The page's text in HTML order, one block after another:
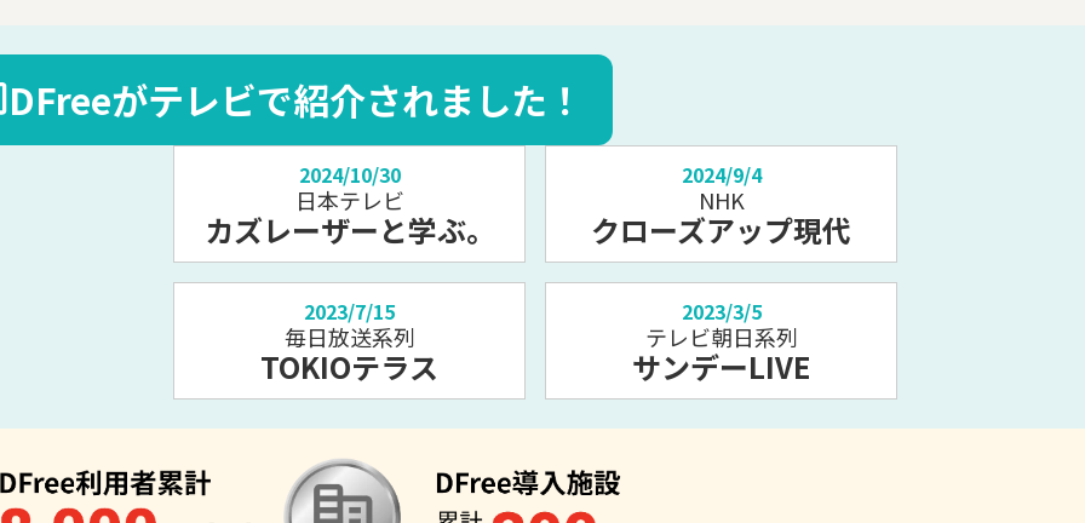
DFreeがテレビで紹介されました！
2024/10/30
日本テレビ
カズレーザーと学ぶ。
2024/9/4
NHK
クローズアップ現代
2023/7/15
毎日放送系列
TOKIOテラス
2023/3/5
テレビ朝日系列
サンデーLIVE